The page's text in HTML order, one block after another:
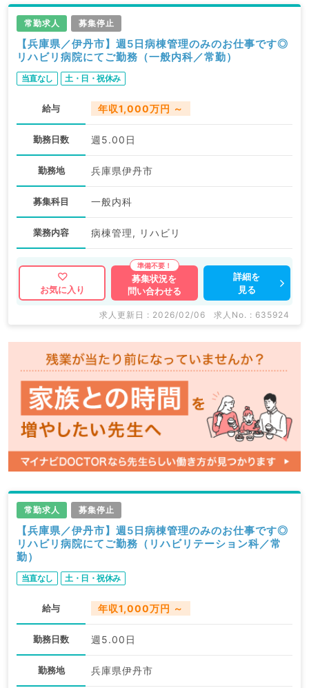
常勤求人 募集停止
【兵庫県／伊丹市】週5日病棟管理のみのお仕事です◎
リハビリ病院にてご勤務（一般内科／常勤）
当直なし 土・日・祝休み
給与 年収1,000万円 ～
勤務日数 週5.00日
勤務地 兵庫県伊丹市
募集科目 一般内科
業務内容 病棟管理, リハビリ
お気に入り
募集状況を
問い合わせる
詳細を
見る
求人更新日 : 2026/02/06 求人No. : 635924
常勤求人 募集停止
【兵庫県／伊丹市】週5日病棟管理のみのお仕事です◎
リハビリ病院にてご勤務（リハビリテーション科／常
勤）
当直なし 土・日・祝休み
給与 年収1,000万円 ～
勤務日数 週5.00日
勤務地 兵庫県伊丹市